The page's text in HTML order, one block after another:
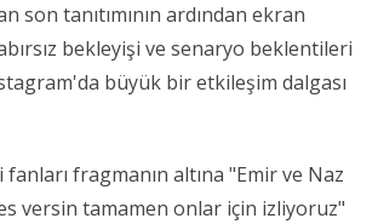
son tanıtımının ardından ekran
bekleyişi ve senaryo beklentileri
büyük bir etkileşim dalgası
fragmanın altına "Emir ve Naz
versin tamamen onlar için izliyoruz"